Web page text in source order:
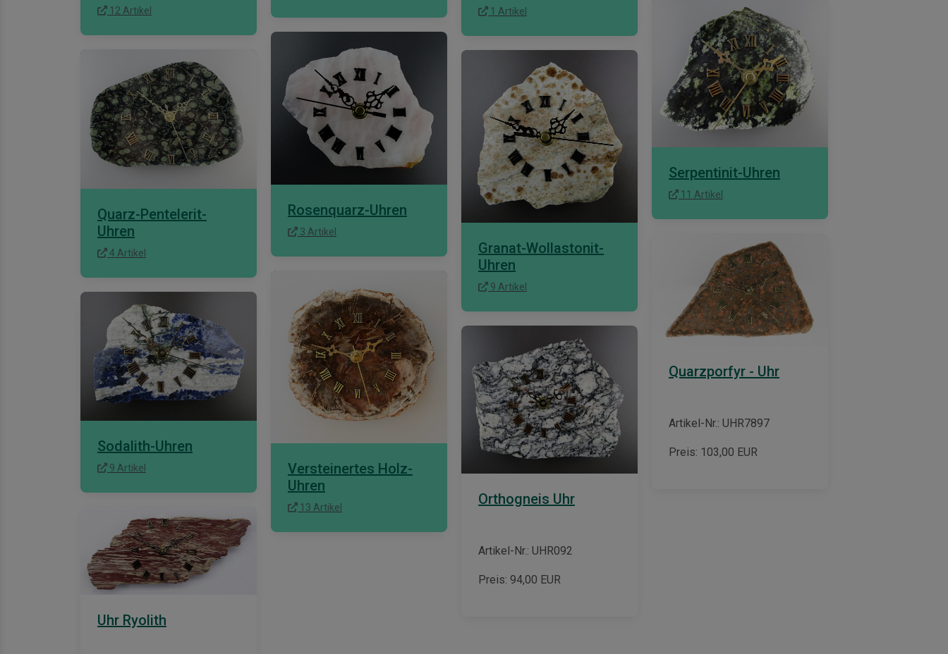
12 Artikel 1 Artikel
Quarz-Pentelerit-
Uhren
4 Artikel
Rosenquarz-Uhren
3 Artikel
Granat-Wollastonit-
Uhren
9 Artikel
Serpentinit-Uhren
11 Artikel
Sodalith-Uhren
9 Artikel
Versteinertes Holz-
Uhren
13 Artikel
Orthogneis Uhr
Artikel-Nr.: UHR092
Preis: 94,00 EUR
Quarzporfyr - Uhr
Artikel-Nr.: UHR7897
Preis: 103,00 EUR
Uhr Ryolith